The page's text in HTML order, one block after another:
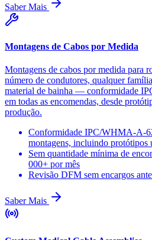
Saber Mais
Montagens de Cabos por Medida
Montagens de cabos por medida para
número de condutores, qualquer
material de bainha — conformidade
em todas as encomendas, desde
produção.
Conformidade IPC/WHMA-A-
montagens, incluindo protótipos
Sem quantidade mínima de
000+ por mês
Revisão DFM sem encargos
Saber Mais